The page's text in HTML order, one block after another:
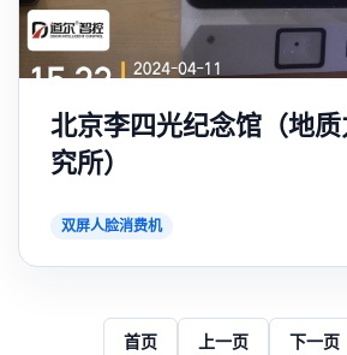
北京李四光纪念馆（地
究所）
双屏人脸消费机
首页 上一页 下一页